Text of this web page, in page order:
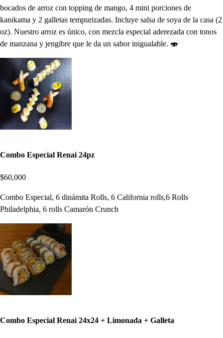
bocados de arroz con topping de mango, 4 mini porciones de
kanikama y 2 galletas tempurizadas. Incluye salsa de soya de la casa (2
oz). Nuestro arroz es único, con mezcla especial aderezada con tonos
de manzana y jengibre que le da un sabor inigualable. 🍣
Combo Especial Renai 24pz
$60,000
Combo Especial, 6 dinámita Rolls, 6 California rolls,6 Rolls
Philadelphia, 6 rolls Camarón Crunch
Combo Especial Renai 24x24 + Limonada + Galleta